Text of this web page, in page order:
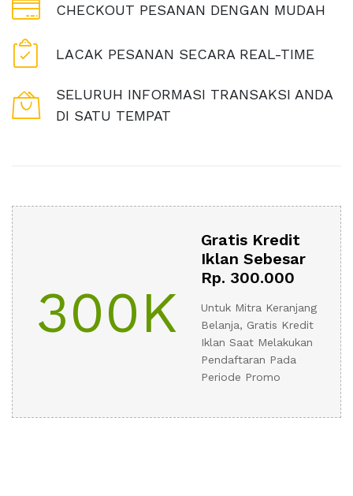
CHECKOUT PESANAN DENGAN MUDAH
LACAK PESANAN SECARA REAL-TIME
SELURUH INFORMASI TRANSAKSI ANDA
DI SATU TEMPAT
300K
Gratis Kredit
Iklan Sebesar
Rp. 300.000
Untuk Mitra Keranjang
Belanja, Gratis Kredit
Iklan Saat Melakukan
Pendaftaran Pada
Periode Promo